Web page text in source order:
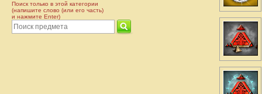
Поиск только в этой категории
(напишите слово (или его часть)
и нажмите Enter)